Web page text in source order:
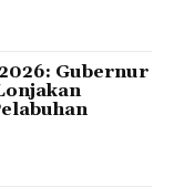
Gubernur